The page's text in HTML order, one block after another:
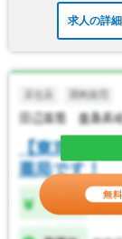
求人の詳